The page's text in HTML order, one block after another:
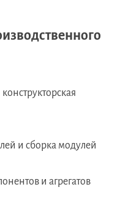
и сборка модулей
и агрегатов